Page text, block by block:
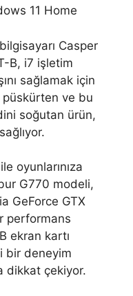
11 Home
Casper
B, i7 işletim
sağlamak için
püskürten ve bu
soğutan ürün,
oyunlarınıza
G770 modeli,
GeForce GTX
performans
ekran kartı
bir deneyim
dikkat çekiyor.